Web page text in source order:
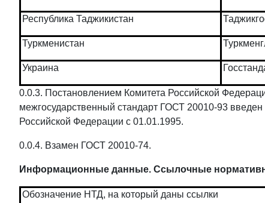
Республика Таджикистан
Туркменистан
Украина
0.0.3. Постановлением Комитета Российской
межгосударственный стандарт ГОСТ 20010-93 введен
Российской Федерации с 01.01.1995.
0.0.4. Взамен ГОСТ 20010-74.
Информационные данные. Ссылочные
Обозначение НТД, на который даны ссылки